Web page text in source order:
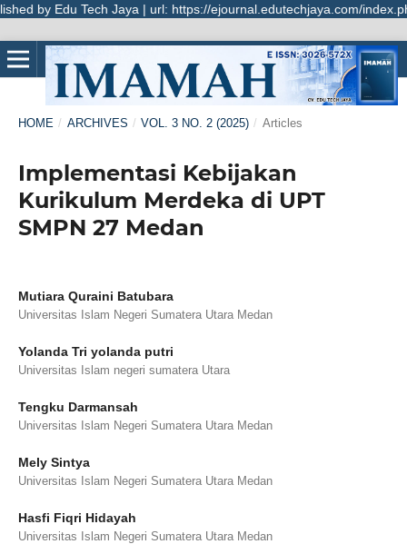
by Edu Tech Jaya | url: https://ejournal.edutechjaya.com/index.php/
HOME / ARCHIVES / VOL. 3 NO. 2 (2025) / Articles
Implementasi Kebijakan
Kurikulum Merdeka di UPT
SMPN 27 Medan
Mutiara Quraini Batubara
Universitas Islam Negeri Sumatera Utara Medan
Yolanda Tri yolanda putri
Universitas Islam negeri sumatera Utara
Tengku Darmansah
Universitas Islam Negeri Sumatera Utara Medan
Mely Sintya
Universitas Islam Negeri Sumatera Utara Medan
Hasfi Fiqri Hidayah
Universitas Islam Negeri Sumatera Utara Medan